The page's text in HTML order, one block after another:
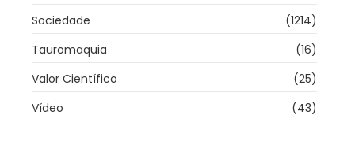
Sociedade
(1214)
Tauromaquia
(16)
Valor Científico
(25)
Vídeo
(43)